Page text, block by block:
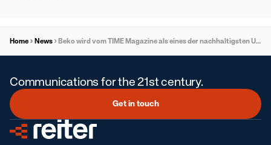
Home News Beko wird vom TIME Magazine als eines der nachhaltigsten Unternehmen der Welt 2025 ausgezeichnet
Communications for the 21st century.
Get in touch